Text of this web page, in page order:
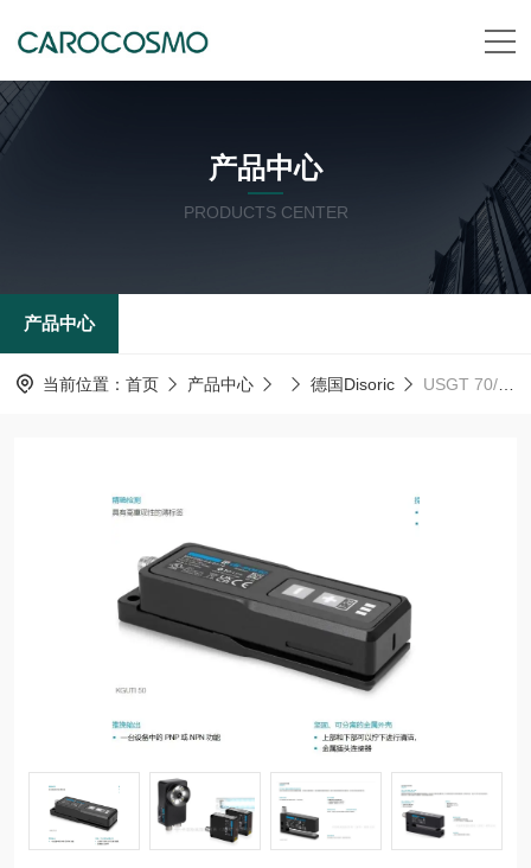
产品中心
PRODUCTS CENTER
产品中心
当前位置： 首页 产品中心 德国Disoric USGT 70/13 IU-B4德森瑞 德国Disoric 光感应传感器